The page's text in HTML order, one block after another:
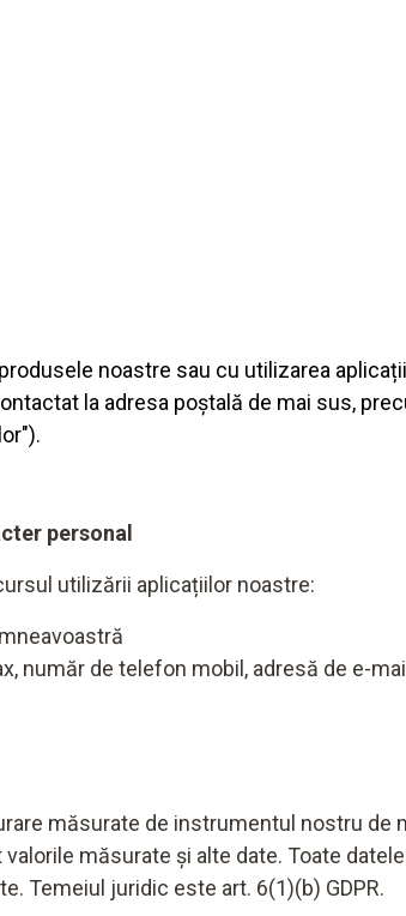
noastre sau cu utilizarea
la adresa poștală de mai sus,
personal
utilizării aplicațiilor noastre:
număr de telefon mobil, adresă de e-
măsurate de instrumentul nostru de
măsurate și alte date. Toate
Temeiul juridic este art. 6(1)(b) GDPR.